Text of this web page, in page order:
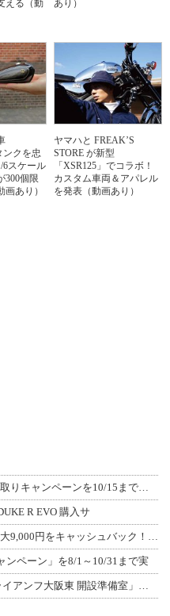
える（動
あり）
ンクを忠
6スケール
300個限
あり）
ヤマハと FREAK’S
STORE が新型
「XSR125」でコラボ！
カスタム車両＆アパレル
を発表（動画あり）
R EVO 購入サ
ンペーン」を8/1～10/31まで実